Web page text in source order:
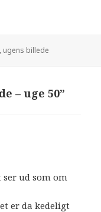
, ugens billede
– uge 50”
ud som om
er da kedeligt